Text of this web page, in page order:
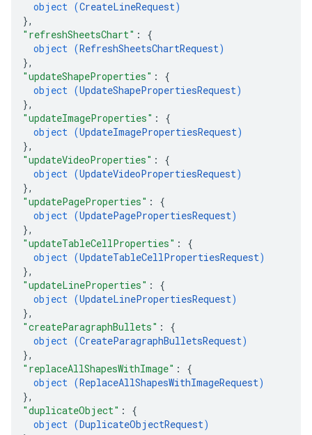
object (CreateLineRequest)
},
"refreshSheetsChart" : {
object (RefreshSheetsChartRequest)
},
"updateShapeProperties" : {
object (UpdateShapePropertiesRequest)
},
"updateImageProperties" : {
object (UpdateImagePropertiesRequest)
},
"updateVideoProperties" : {
object (UpdateVideoPropertiesRequest)
},
"updatePageProperties" : {
object (UpdatePagePropertiesRequest)
},
"updateTableCellProperties" : {
object (UpdateTableCellPropertiesRequest)
},
"updateLineProperties" : {
object (UpdateLinePropertiesRequest)
},
"createParagraphBullets" : {
object (CreateParagraphBulletsRequest)
},
"replaceAllShapesWithImage" : {
object (ReplaceAllShapesWithImageRequest)
},
"duplicateObject" : {
object (DuplicateObjectRequest)